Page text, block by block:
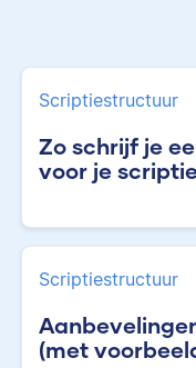
Scriptiestructuur
Zo schrijf je
voor je
Scriptiestructuur
(met